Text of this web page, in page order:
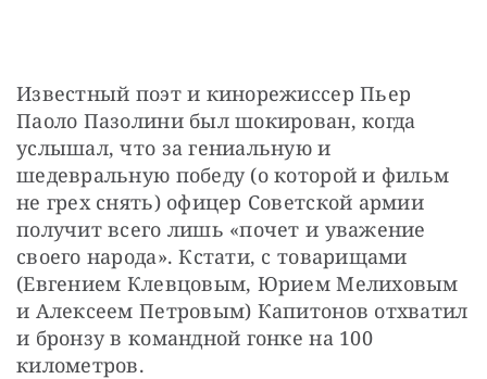
Известный поэт и кинорежиссер Пьер
Паоло Пазолини был шокирован, когда
услышал, что за гениальную и
шедевральную победу (о которой и фильм
не грех снять) офицер Советской армии
получит всего лишь «почет и уважение
своего народа». Кстати, с товарищами
(Евгением Клевцовым, Юрием Мелиховым
и Алексеем Петровым) Капитонов отхватил
и бронзу в командной гонке на 100
километров.